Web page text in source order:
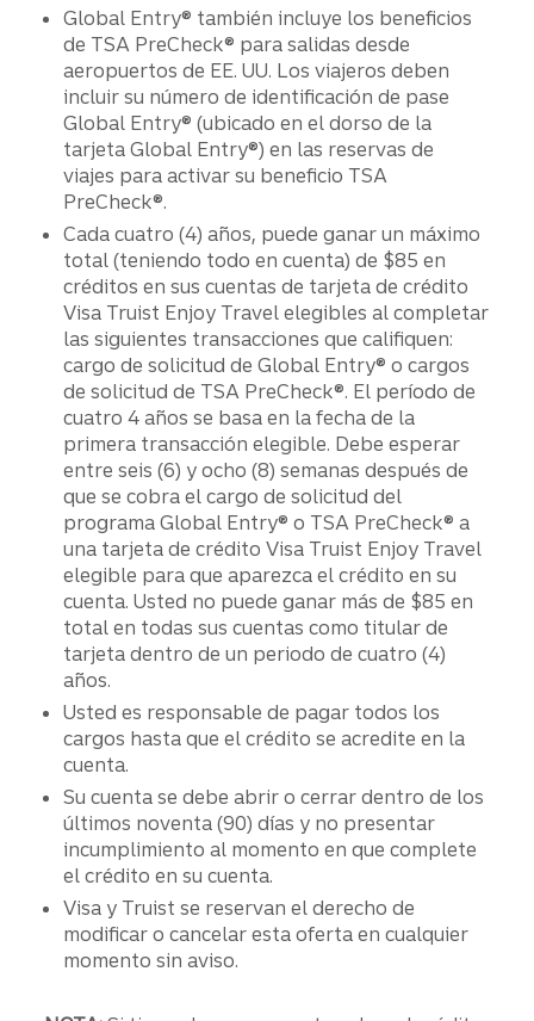
Global Entry® también incluye los beneficios
de TSA PreCheck® para salidas desde
aeropuertos de EE. UU. Los viajeros deben
incluir su número de identificación de pase
Global Entry® (ubicado en el dorso de la
tarjeta Global Entry®) en las reservas de
viajes para activar su beneficio TSA
PreCheck®.
Cada cuatro (4) años, puede ganar un máximo
total (teniendo todo en cuenta) de $85 en
créditos en sus cuentas de tarjeta de crédito
Visa Truist Enjoy Travel elegibles al completar
las siguientes transacciones que califiquen:
cargo de solicitud de Global Entry® o cargos
de solicitud de TSA PreCheck®. El período de
cuatro 4 años se basa en la fecha de la
primera transacción elegible. Debe esperar
entre seis (6) y ocho (8) semanas después de
que se cobra el cargo de solicitud del
programa Global Entry® o TSA PreCheck® a
una tarjeta de crédito Visa Truist Enjoy Travel
elegible para que aparezca el crédito en su
cuenta. Usted no puede ganar más de $85 en
total en todas sus cuentas como titular de
tarjeta dentro de un periodo de cuatro (4)
años.
Usted es responsable de pagar todos los
cargos hasta que el crédito se acredite en la
cuenta.
Su cuenta se debe abrir o cerrar dentro de los
últimos noventa (90) días y no presentar
incumplimiento al momento en que complete
el crédito en su cuenta.
Visa y Truist se reservan el derecho de
modificar o cancelar esta oferta en cualquier
momento sin aviso.